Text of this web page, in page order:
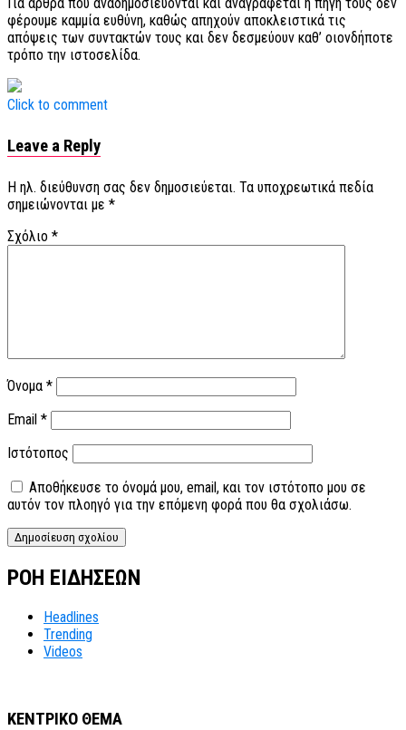
Για άρθρα που αναδημοσιεύονται και αναγράφεται η πηγή τους δεν
φέρουμε καμμία ευθύνη, καθώς απηχούν αποκλειστικά τις
απόψεις των συντακτών τους και δεν δεσμεύουν καθ’ οιονδήποτε
τρόπο την ιστοσελίδα.
Click to comment
Leave a Reply
Η ηλ. διεύθυνση σας δεν δημοσιεύεται. Τα υποχρεωτικά πεδία
σημειώνονται με *
Σχόλιο *
Όνομα *
Email *
Ιστότοπος
Αποθήκευσε το όνομά μου, email, και τον ιστότοπο μου σε
αυτόν τον πλοηγό για την επόμενη φορά που θα σχολιάσω.
ΡΟΗ ΕΙΔΗΣΕΩΝ
Headlines
Trending
Videos
ΚΕΝΤΡΙΚΟ ΘΕΜΑ